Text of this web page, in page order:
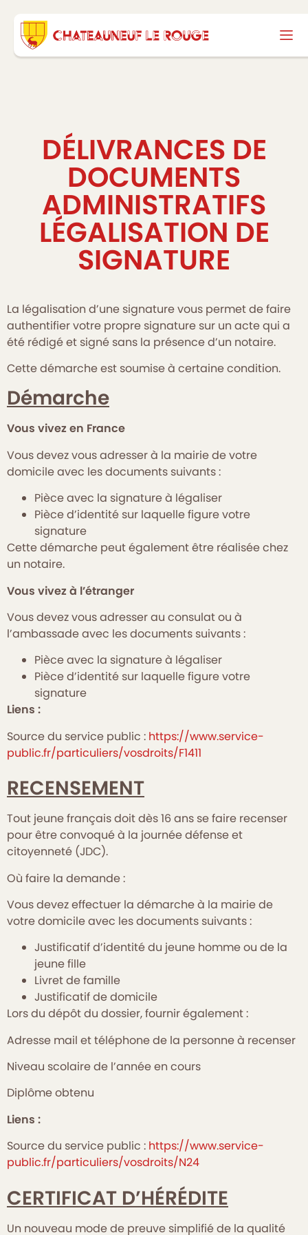
DÉLIVRANCES DE
DOCUMENTS
ADMINISTRATIFS
LÉGALISATION DE
SIGNATURE
La légalisation d’une signature vous permet de faire
authentifier votre propre signature sur un acte qui a
été rédigé et signé sans la présence d’un notaire.
Cette démarche est soumise à certaine condition.
Démarche
Vous vivez en France
Vous devez vous adresser à la mairie de votre
domicile avec les documents suivants :
Pièce avec la signature à légaliser
Pièce d’identité sur laquelle figure votre
signature
Cette démarche peut également être réalisée chez
un notaire.
Vous vivez à l’étranger
Vous devez vous adresser au consulat ou à
l’ambassade avec les documents suivants :
Pièce avec la signature à légaliser
Pièce d’identité sur laquelle figure votre
signature
Liens :
Source du service public : https://www.service-
public.fr/particuliers/vosdroits/F1411
RECENSEMENT
Tout jeune français doit dès 16 ans se faire recenser
pour être convoqué à la journée défense et
citoyenneté (JDC).
Où faire la demande :
Vous devez effectuer la démarche à la mairie de
votre domicile avec les documents suivants :
Justificatif d’identité du jeune homme ou de la
jeune fille
Livret de famille
Justificatif de domicile
Lors du dépôt du dossier, fournir également :
Adresse mail et téléphone de la personne à recenser
Niveau scolaire de l’année en cours
Diplôme obtenu
Liens :
Source du service public : https://www.service-
public.fr/particuliers/vosdroits/N24
CERTIFICAT D’HÉRÉDITE
Un nouveau mode de preuve simplifié de la qualité